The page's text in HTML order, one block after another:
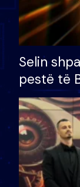
Selin
pestë të
çmimin e